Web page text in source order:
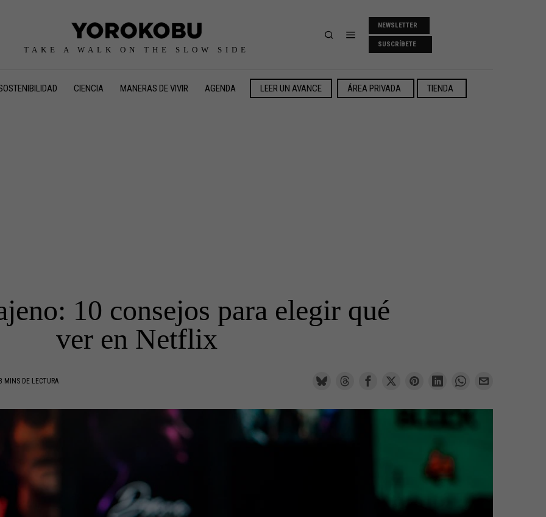
TAKE A WALK ON THE SLOW SIDE
NEWSLETTER
SUSCRÍBETE
CIENCIA MANERAS DE VIVIR AGENDA LEER UN AVANCE ÁREA PRIVADA TIENDA
10 consejos para elegir qué
ver en Netflix
MINS DE LECTURA